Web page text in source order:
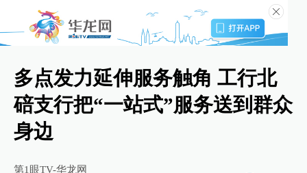
多点发力延伸服务触角 工行北
碚支行把“一站式”服务送到群众
身边
第1眼TV-华龙网